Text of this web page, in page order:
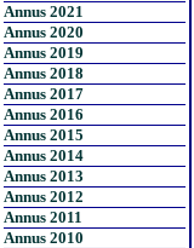
Annus 2021
Annus 2020
Annus 2019
Annus 2018
Annus 2017
Annus 2016
Annus 2015
Annus 2014
Annus 2013
Annus 2012
Annus 2011
Annus 2010